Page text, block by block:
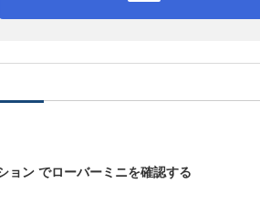
ョン でローバーミニを確認する